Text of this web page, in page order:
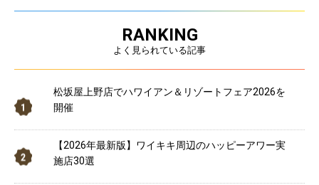
RANKING
よく見られている記事
松坂屋上野店でハワイアン＆リゾートフェア2026を
開催
【2026年最新版】ワイキキ周辺のハッピーアワー実
施店30選